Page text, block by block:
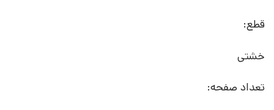
قطع:
خشتی
تعداد صفحه: